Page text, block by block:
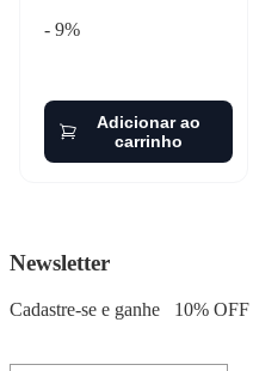
- 9%
Adicionar ao
carrinho
Newsletter
Cadastre-se e ganhe 10% OFF